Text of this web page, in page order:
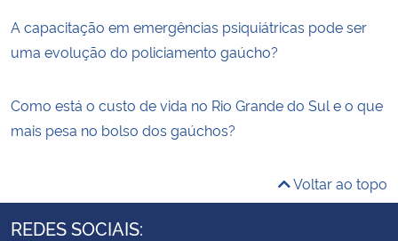
A capacitação em emergências psiquiátricas pode ser
uma evolução do policiamento gaúcho?
Como está o custo de vida no Rio Grande do Sul e o que
mais pesa no bolso dos gaúchos?
Voltar ao topo
REDES SOCIAIS: